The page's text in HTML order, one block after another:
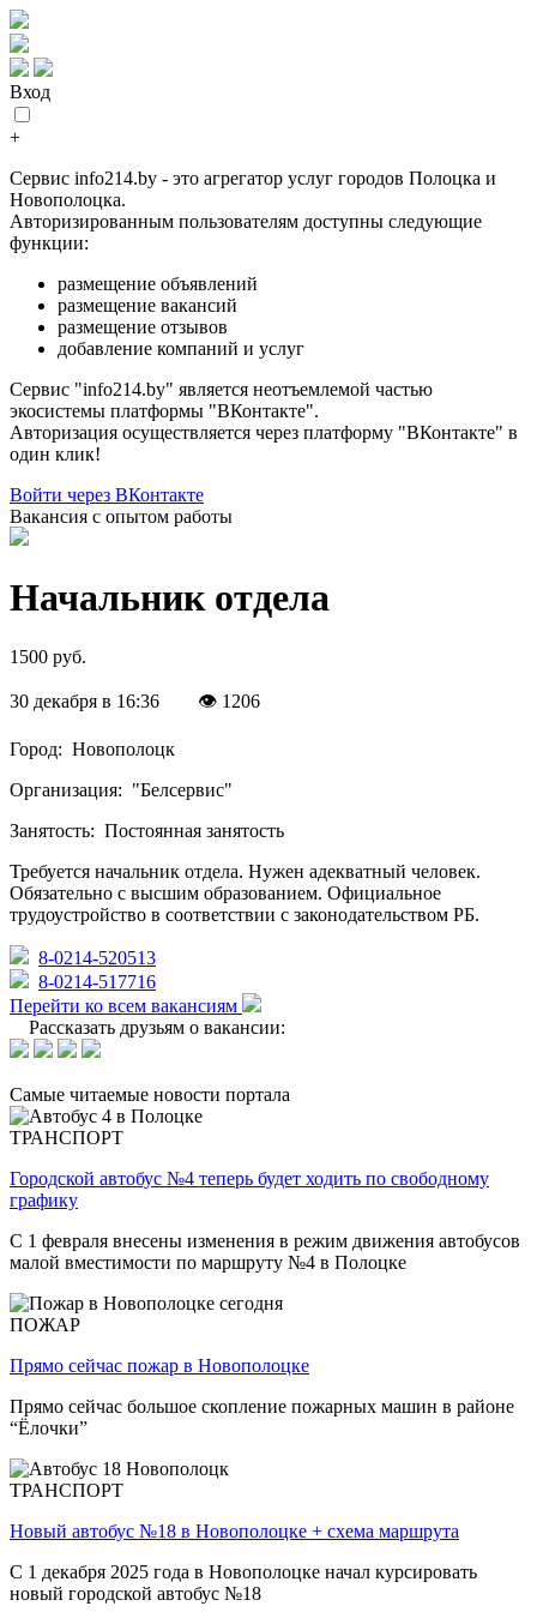
Вход
+
Сервис info214.by - это агрегатор услуг городов Полоцка и
Новополоцка.
Авторизированным пользователям доступны следующие
функции:
размещение объявлений
размещение вакансий
размещение отзывов
добавление компаний и услуг
Сервис "info214.by" является неотъемлемой частью
экосистемы платформы "ВКонтакте".
Авторизация осуществляется через платформу "ВКонтакте" в
один клик!
Войти через ВКонтакте
Вакансия с опытом работы
Начальник отдела
1500 руб.
30 декабря в 16:36 👁 1206
Город: Новополоцк
Организация: "Белсервис"
Занятость: Постоянная занятость
Требуется начальник отдела. Нужен адекватный человек.
Обязательно с высшим образованием. Официальное
трудоустройство в соответствии с законодательством РБ.
8-0214-520513
8-0214-517716
Перейти ко всем вакансиям
Рассказать друзьям о вакансии:
Самые читаемые новости портала
ТРАНСПОРТ
Городской автобус №4 теперь будет ходить по свободному
графику
С 1 февраля внесены изменения в режим движения автобусов
малой вместимости по маршруту №4 в Полоцке
ПОЖАР
Прямо сейчас пожар в Новополоцке
Прямо сейчас большое скопление пожарных машин в районе
“Ёлочки”
ТРАНСПОРТ
Новый автобус №18 в Новополоцке + схема маршрута
С 1 декабря 2025 года в Новополоцке начал курсировать
новый городской автобус №18